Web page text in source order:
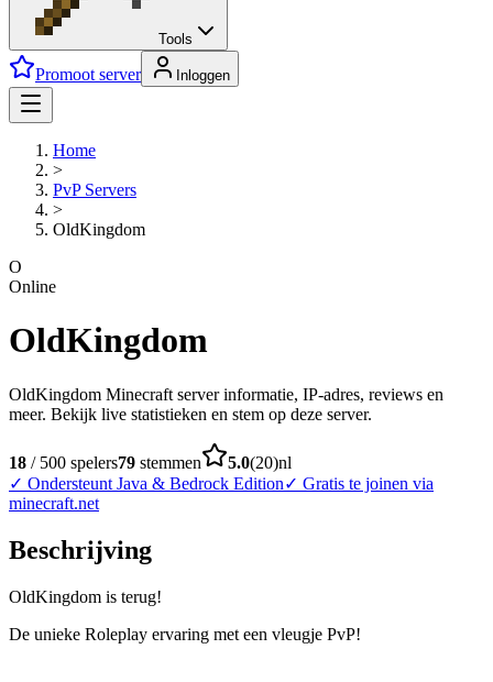
Tools
Promoot server Inloggen
Home
>
PvPServers
>
OldKingdom
O
Online
OldKingdom
OldKingdom Minecraft server informatie, IP-adres, reviews en
meer. Bekijk live statistieken en stem op deze server.
18 / 500 spelers79 stemmen 5.0(20)nl
✓ Ondersteunt Java & Bedrock Edition✓ Gratis te joinen via
minecraft.net
Beschrijving
OldKingdom is terug!
De unieke Roleplay ervaring met een vleugje PvP!